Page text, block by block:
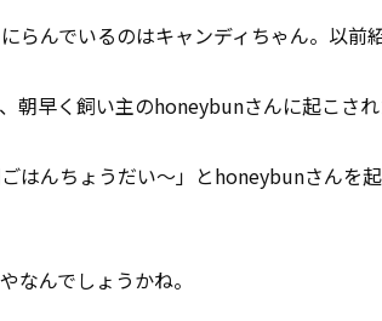
らんでいるのはキャンディちゃん。以前
朝早く飼い主のhoneybunさんに起こされ
はんちょうだい～」とhoneybunさんを起
なんでしょうかね。